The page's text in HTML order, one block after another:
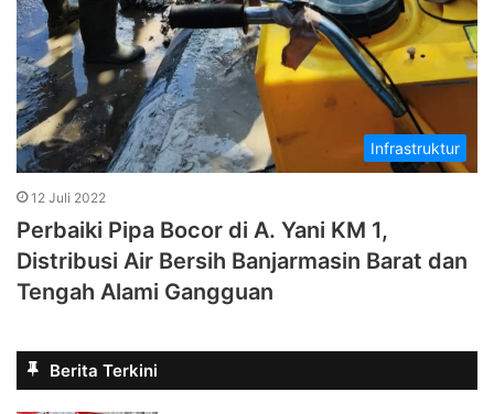
Infrastruktur
12 Juli 2022
Perbaiki Pipa Bocor di A. Yani KM 1,
Distribusi Air Bersih Banjarmasin Barat dan
Tengah Alami Gangguan
Berita Terkini